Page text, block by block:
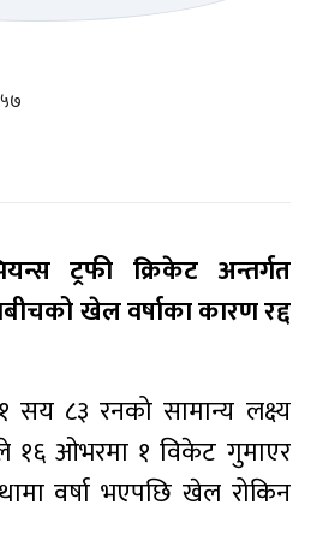
ट्रफी क्रिकेट अन्तर्गत
खेल वर्षाका कारण रद्द
८३ रनको सामान्य लक्ष्य
१६ ओभरमा १ विकेट गुमाएर
वर्षा भएपछि खेल रोकिन